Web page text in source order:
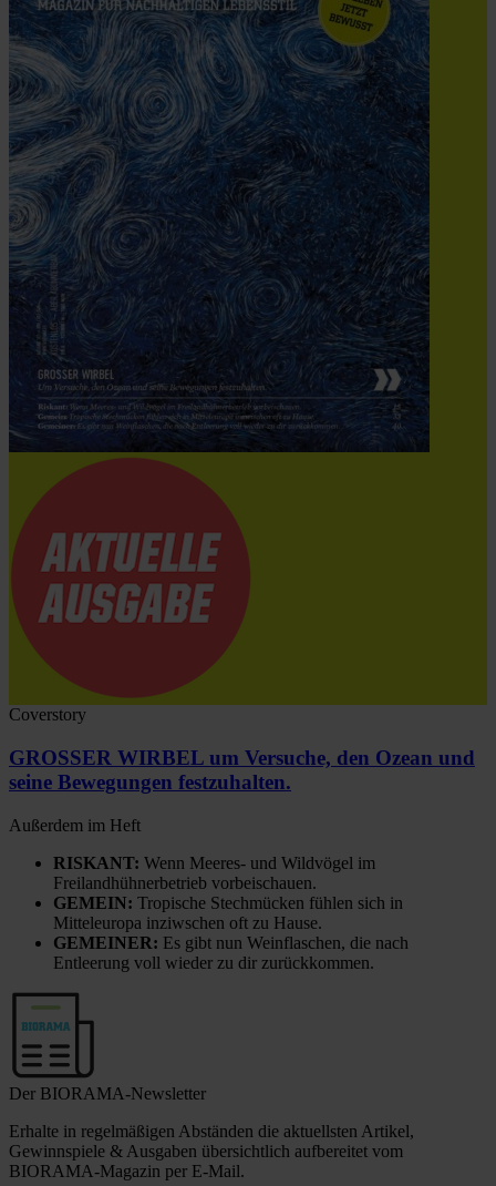
Coverstory
GROSSER WIRBEL um Versuche, den Ozean und
seine Bewegungen festzuhalten.
Außerdem im Heft
RISKANT: Wenn Meeres- und Wildvögel im
Freilandhühnerbetrieb vorbeischauen.
GEMEIN: Tropische Stechmücken fühlen sich in
Mitteleuropa inziwschen oft zu Hause.
GEMEINER: Es gibt nun Weinflaschen, die nach
Entleerung voll wieder zu dir zurückkommen.
Der BIORAMA-Newsletter
Erhalte in regelmäßigen Abständen die aktuellsten Artikel,
Gewinnspiele & Ausgaben übersichtlich aufbereitet vom
BIORAMA-Magazin per E-Mail.